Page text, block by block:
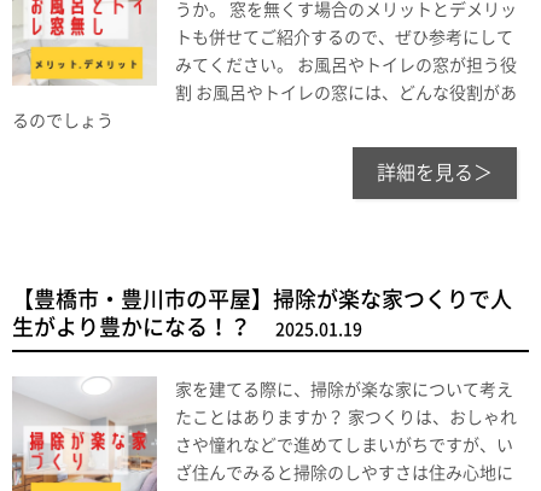
うか。 窓を無くす場合のメリットとデメリッ
トも併せてご紹介するので、ぜひ参考にして
みてください。 お風呂やトイレの窓が担う役
割 お風呂やトイレの窓には、どんな役割があ
るのでしょう
詳細を見る＞
【豊橋市・豊川市の平屋】掃除が楽な家つくりで人
生がより豊かになる！？
2025.01.19
家を建てる際に、掃除が楽な家について考え
たことはありますか？ 家つくりは、おしゃれ
さや憧れなどで進めてしまいがちですが、い
ざ住んでみると掃除のしやすさは住み心地に